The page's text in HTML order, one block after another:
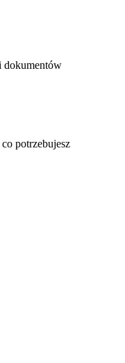
dokumentów
potrzebujesz